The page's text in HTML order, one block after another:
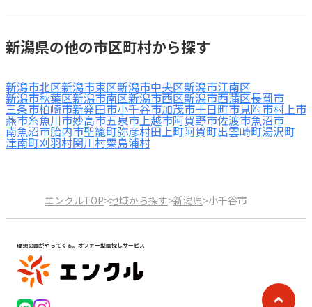
新潟県の他の市区町村から探す
新潟市北区新潟市東区新潟市中央区新潟市江南区
新潟市秋葉区新潟市南区新潟市西区新潟市西蒲区長岡市
三条市柏崎市新発田市小千谷市加茂市十日町市見附市村上市
燕市糸魚川市妙高市五泉市上越市阿賀野市佐渡市魚沼市
南魚沼市胎内市聖籠町弥彦村田上町阿賀町出雲崎町湯沢町
津南町刈羽村関川村粟島浦村
エンクルTOP>地域から探す>新潟県>小千谷市
理想の園がやってくる。オファー型園探しサービス